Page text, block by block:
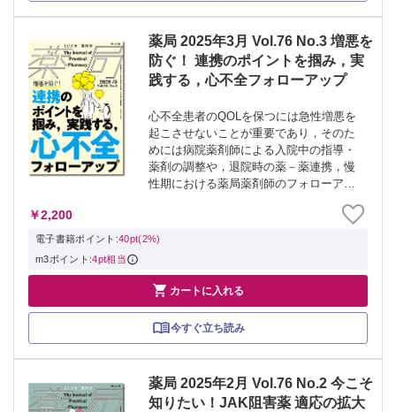
薬局 2025年3月 Vol.76 No.3 増悪を
防ぐ！ 連携のポイントを掴み，実
践する，心不全フォローアップ
心不全患者のQOLを保つには急性増悪を
起こさせないことが重要であり，そのた
めには病院薬剤師による入院中の指導・
薬剤の調整や，退院時の薬－薬連携，慢
性期における薬局薬剤師のフォローアッ
患者の正しい病名を把握できず，心不全
の管理に苦戦する場面も見受けられる．
￥2,200
電子書籍ポイント:40pt(2%)
m3ポイント:4pt相当
 カートに入れる
今すぐ立ち読み
薬局 2025年2月 Vol.76 No.2 今こそ
知りたい！JAK阻害薬 適応の拡大